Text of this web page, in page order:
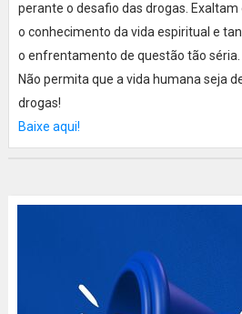
perante o desafio das drogas. Exaltam
o conhecimento da vida espiritual e
o enfrentamento de questão tão séria.
Não permita que a vida humana seja
drogas!
Baixe aqui!